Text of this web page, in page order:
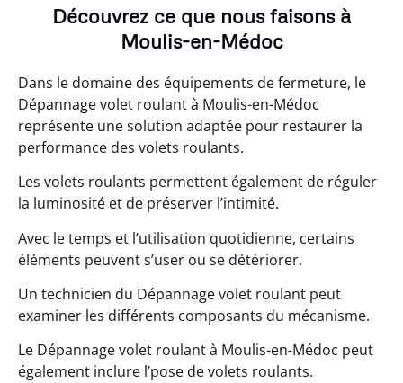
Découvrez ce que nous faisons à
Moulis-en-Médoc
Dans le domaine des équipements de fermeture, le
Dépannage volet roulant à Moulis-en-Médoc
représente une solution adaptée pour restaurer la
performance des volets roulants.
Les volets roulants permettent également de réguler
la luminosité et de préserver l’intimité.
Avec le temps et l’utilisation quotidienne, certains
éléments peuvent s’user ou se détériorer.
Un technicien du Dépannage volet roulant peut
examiner les différents composants du mécanisme.
Le Dépannage volet roulant à Moulis-en-Médoc peut
également inclure l’pose de volets roulants.